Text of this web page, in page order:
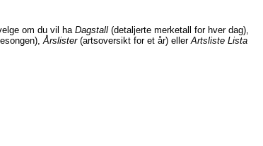
om du vil ha Dagstall (detaljerte merketall for hver dag),
Årslister(artsoversikt for et år) ellerArtsliste Lista